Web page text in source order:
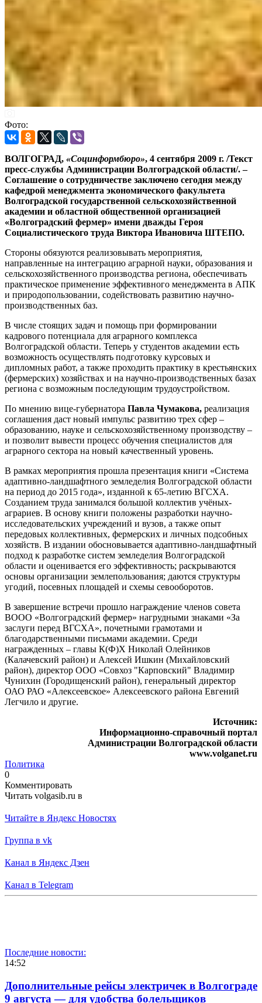
Фото:
ВОЛГОГРАД, «Социнформбюро», 4 сентября 2009 г. /Текст
пресс-службы Администрации Волгоградской области/. –
Соглашение о сотрудничестве заключено сегодня между
кафедрой менеджмента экономического факультета
Волгоградской государственной сельскохозяйственной
академии и областной общественной организацией
«Волгоградский фермер» имени дважды Героя
Социалистического труда Виктора Ивановича ШТЕПО.
Стороны обязуются реализовывать мероприятия,
направленные на интеграцию аграрной науки, образования и
сельскохозяйственного производства региона, обеспечивать
практическое применение эффективного менеджмента в АПК
и природопользовании, содействовать развитию научно-
производственных баз.
В числе стоящих задач и помощь при формировании
кадрового потенциала для аграрного комплекса
Волгоградской области. Теперь у студентов академии есть
возможность осуществлять подготовку курсовых и
дипломных работ, а также проходить практику в крестьянских
(фермерских) хозяйствах и на научно-производственных базах
региона с возможным последующим трудоустройством.
По мнению вице-губернатора Павла Чумакова, реализация
соглашения даст новый импульс развитию трех сфер –
образованию, науке и сельскохозяйственному производству –
и позволит вывести процесс обучения специалистов для
аграрного сектора на новый качественный уровень.
В рамках мероприятия прошла презентация книги «Система
адаптивно-ландшафтного земледелия Волгоградской области
на период до 2015 года», изданной к 65-летию ВГСХА.
Созданием труда занимался большой коллектив учёных-
аграриев. В основу книги положены разработки научно-
исследовательских учреждений и вузов, а также опыт
передовых коллективных, фермерских и личных подсобных
хозяйств. В издании обосновывается адаптивно-ландшафтный
подход к разработке систем земледелия Волгоградской
области и оценивается его эффективность; раскрываются
основы организации землепользования; даются структуры
угодий, посевных площадей и схемы севооборотов.
В завершение встречи прошло награждение членов совета
ВООО «Волгоградский фермер» нагрудными знаками «За
заслуги перед ВГСХА», почетными грамотами и
благодарственными письмами академии. Среди
награжденных – главы К(Ф)Х Николай Олейников
(Калачевский район) и Алексей Ишкин (Михайловский
район), директор ООО «Совхоз "Карповский" Владимир
Чунихин (Городищенский район), генеральный директор
ОАО РАО «Алексеевское» Алексеевского района Евгений
Легчило и другие.
Источник:
Информационно-справочный портал
Администрации Волгоградской области
www.volganet.ru
Политика
0
Комментировать
Читать volgasib.ru в
Читайте в Яндекс Новостях
Группа в vk
Канал в Яндекс Дзен
Канал в Telegram
Последние новости:
14:52
Дополнительные рейсы электричек в Волгограде
9 августа — для удобства болельщиков